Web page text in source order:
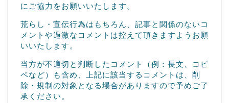
にご協力をお願いいたします。
荒らし・宣伝行為はもちろん、記事と関係のないコ
メントや過激なコメントは控えて頂きますようお願
いいたします。
当方が不適切と判断したコメント（例：長文、コピ
ペなど）も含め、上記に該当するコメントは、削
除・規制の対象となる場合がありますので予めご了
承ください。